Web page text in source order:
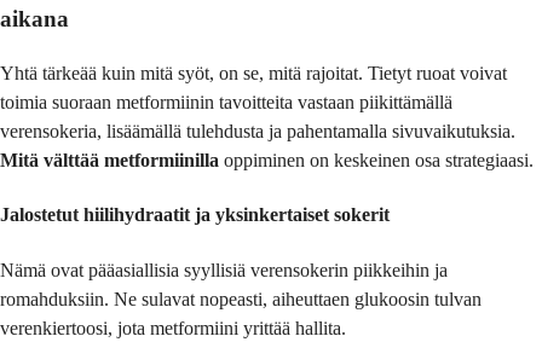
aikana
Yhtä tärkeää kuin mitä syöt, on se, mitä rajoitat. Tietyt ruoat voivat
toimia suoraan metformiinin tavoitteita vastaan piikittämällä
verensokeria, lisäämällä tulehdusta ja pahentamalla sivuvaikutuksia.
Mitä välttää metformiinilla oppiminen on keskeinen osa strategiaasi.
Jalostetut hiilihydraatit ja yksinkertaiset sokerit
Nämä ovat pääasiallisia syyllisiä verensokerin piikkeihin ja
romahduksiin. Ne sulavat nopeasti, aiheuttaen glukoosin tulvan
verenkiertoosi, jota metformiini yrittää hallita.